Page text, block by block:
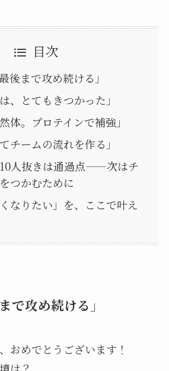
目次
後まで攻め続ける」
、とてもきつかった」
体。プロテインで補強」
チームの流れを作る」
10人抜きは通過点——次はチ
つかむために
くなりたい」を、ここで叶え
で攻め続ける」
めでとうございます！